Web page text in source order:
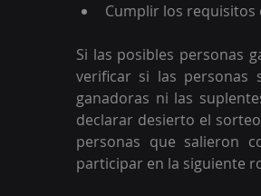
Cumplir los requisitos
Si las posibles personas
verificar si las personas
ganadoras ni las
declarar desierto el
personas que salieron
participar en la siguiente